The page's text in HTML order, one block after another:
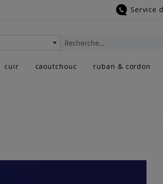
Service
Rechercher
cuir caoutchouc ruban & cordon